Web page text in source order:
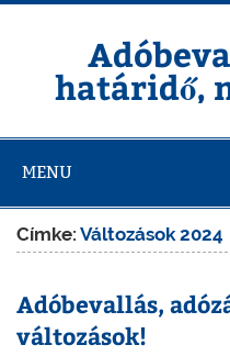
Skip
határidő,
MENU
Címke:Változások 2024
Adóbevallás,
változások!